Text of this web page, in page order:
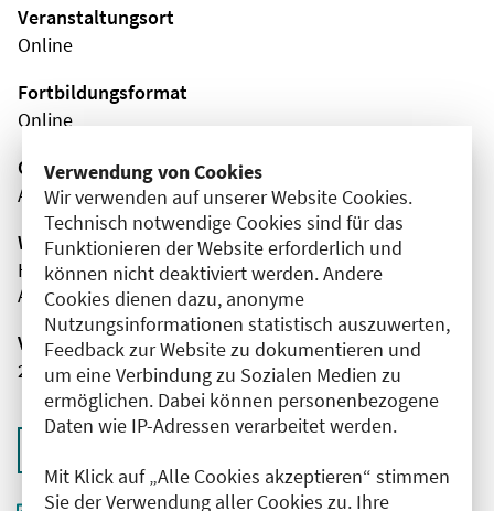
Verwendung von Cookies
Wir verwenden auf unserer Website Cookies.
Technisch notwendige Cookies sind für das
Funktionieren der Website erforderlich und
können nicht deaktiviert werden. Andere
Cookies dienen dazu, anonyme
Nutzungsinformationen statistisch auszuwerten,
Feedback zur Website zu dokumentieren und
um eine Verbindung zu Sozialen Medien zu
ermöglichen. Dabei können personenbezogene
Daten wie IP-Adressen verarbeitet werden.
Mit Klick auf „Alle Cookies akzeptieren“ stimmen
Sie der Verwendung aller Cookies zu. Ihre
Veranstaltungsort
Online
Fortbildungsformat
Online
Organisator(en)
AMBOSS SE
Wissenschaftliche Leitung
Herr Emrah Hircin
AMBOSS SE
Veranstaltungsnummer
2761102026032900000